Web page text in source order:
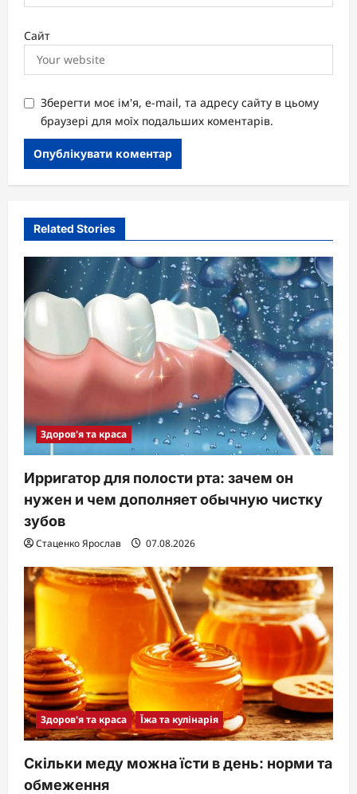
Сайт
Зберегти моє ім'я, e-mail, та адресу сайту в цьому
браузері для моїх подальших коментарів.
Related Stories
Здоров'я та краса
Ирригатор для полости рта: зачем он
нужен и чем дополняет обычную чистку
зубов
Стаценко Ярослав 07.08.2026
Здоров'я та краса Їжа та кулінарія
Скільки меду можна їсти в день: норми та
обмеження